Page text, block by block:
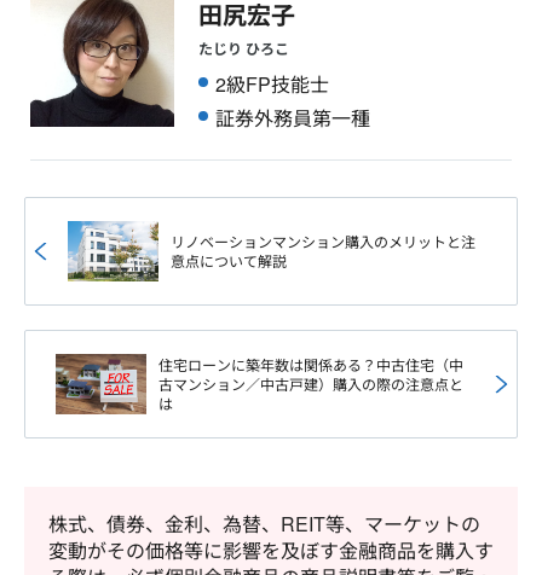
田尻宏子
たじり ひろこ
2級FP技能士
証券外務員第一種
リノベーションマンション購入のメリットと注
意点について解説
住宅ローンに築年数は関係ある？中古住宅（中
古マンション／中古戸建）購入の際の注意点と
は
株式、債券、金利、為替、REIT等、マーケットの
変動がその価格等に影響を及ぼす金融商品を購入す